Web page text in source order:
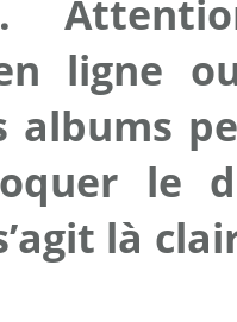
ligne
albums
le
là